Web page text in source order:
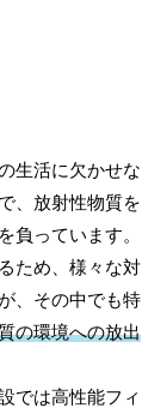
生活に欠かせな
、放射性物質を
負っています。
ため、様々な対
、その中でも特
の環境への放出
では高性能フィ